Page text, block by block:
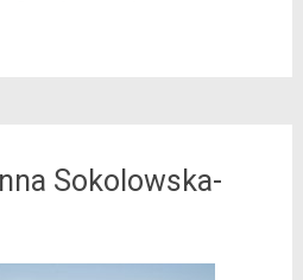
Sokolowska-